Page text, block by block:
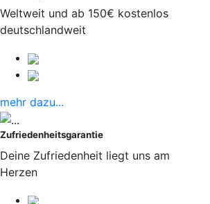
Weltweit und ab 150€ kostenlos
deutschlandweit
mehr dazu...
Zufriedenheitsgarantie
Deine Zufriedenheit liegt uns am
Herzen